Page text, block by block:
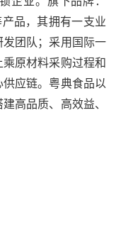
品，其拥有一支业
团队；采用国际一
原材料采购过程和
应链。粤典食品以
高品质、高效益、